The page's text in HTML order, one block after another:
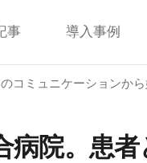
事 導入事例
コミュニケーションか
病院。患